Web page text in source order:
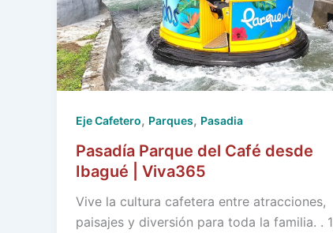
Eje Cafetero, Parques, Pasadia
Pasadía Parque del Café desde
Ibagué | Viva365
Vive la cultura cafetera entre atracciones,
paisajes y diversión para toda la familia. . 1